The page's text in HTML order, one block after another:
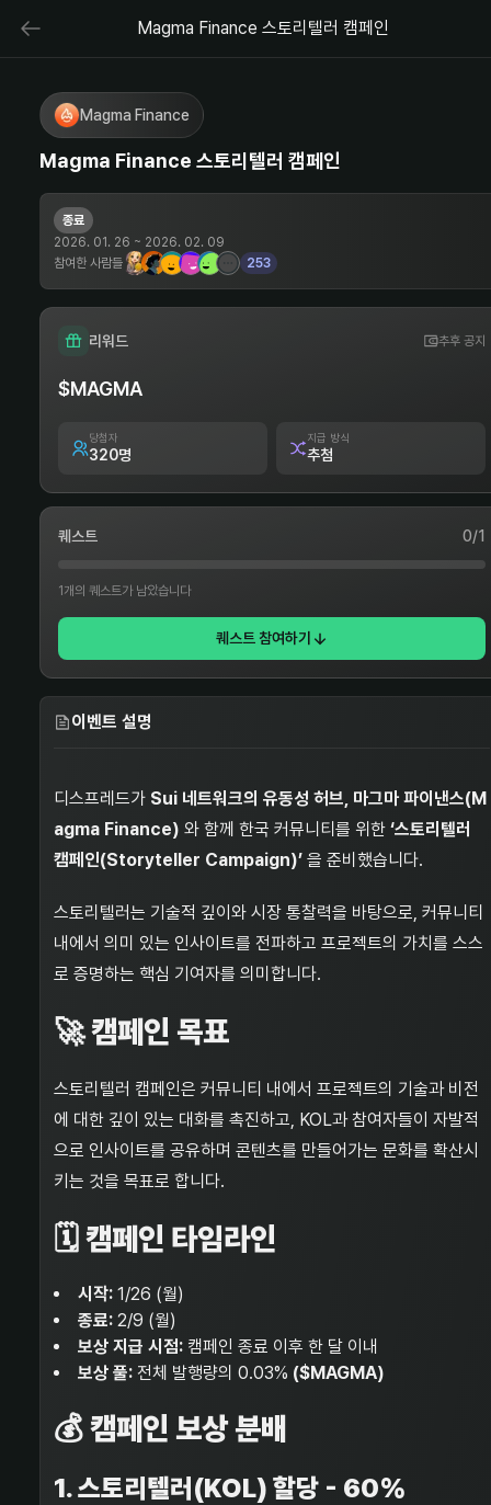
Magma Finance 스토리텔러 캠페인
Magma Finance
Magma Finance 스토리텔러 캠페인
종료
2026. 01. 26 ~ 2026. 02. 09
참여한 사람들
253
리워드 추후 공지
$MAGMA
당첨자
320명
지급 방식
추첨
퀘스트 0/1
1개의 퀘스트가 남았습니다
퀘스트 참여하기
이벤트 설명
디스프레드가 Sui 네트워크의 유동성 허브, 마그마 파이낸스(M
agma Finance) 와 함께 한국 커뮤니티를 위한 ‘스토리텔러
캠페인(Storyteller Campaign)’ 을 준비했습니다.
스토리텔러는 기술적 깊이와 시장 통찰력을 바탕으로, 커뮤니티
내에서 의미 있는 인사이트를 전파하고 프로젝트의 가치를 스스
로 증명하는 핵심 기여자를 의미합니다.
🚀 캠페인 목표
스토리텔러 캠페인은 커뮤니티 내에서 프로젝트의 기술과 비전
에 대한 깊이 있는 대화를 촉진하고, KOL과 참여자들이 자발적
으로 인사이트를 공유하며 콘텐츠를 만들어가는 문화를 확산시
키는 것을 목표로 합니다.
🗓️ 캠페인 타임라인
시작: 1/26 (월)
종료: 2/9 (월)
보상 지급 시점: 캠페인 종료 이후 한 달 이내
보상 풀: 전체 발행량의 0.03% ($MAGMA)
💰 캠페인 보상 분배
1. 스토리텔러(KOL) 할당 - 60%